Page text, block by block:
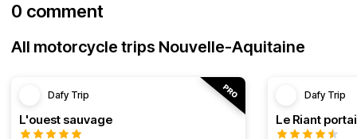
0 comment
All motorcycle trips Nouvelle-Aquitaine
Dafy Trip
L'ouest sauvage
Dafy Trip
Le Riant